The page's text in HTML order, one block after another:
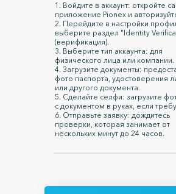
1. Войдите в аккаунт: откройте
приложение Pionex и
2. Перейдите в настройки
выберите раздел "Identity
(верификация).
3. Выберите тип аккаунта: для
физического лица или компании.
4. Загрузите документы:
фото паспорта, удостоверения
или другого документа.
5. Сделайте селфи: загрузите
с документом в руках, если
6. Отправьте заявку: дождитесь
проверки, которая занимает от
нескольких минут до 24 часов.